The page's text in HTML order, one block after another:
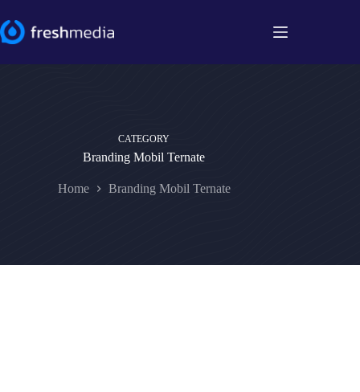
to
content
CATEGORY
Branding Mobil Ternate
Home Branding Mobil Ternate